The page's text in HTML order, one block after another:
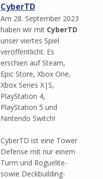
CyberTD
Am 28. September 2023
haben wir mit CyberTD
unser viertes Spiel
veröffentlicht. Es
erschien auf Steam,
Epic Store, Xbox One,
Xbox Series X|S,
PlayStation 4,
PlayStation 5 und
Nintendo Switch!
CyberTD ist eine Tower
Defense mit nur einem
Turm und Roguelite-
sowie Deckbuilding-